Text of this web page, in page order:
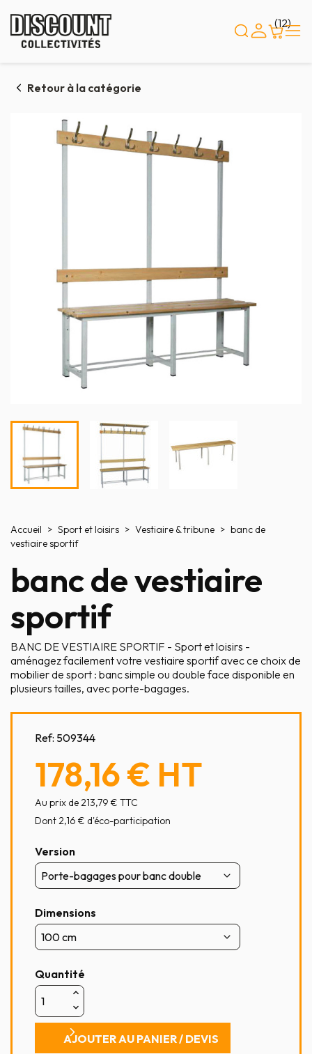
(12)
Retour à la catégorie
Accueil Sport et loisirs Vestiaire & tribune
banc de
vestiaire sportif
banc de vestiaire
sportif
BANC DE VESTIAIRE SPORTIF - Sport et loisirs -
aménagez facilement votre vestiaire sportif avec ce choix de
mobilier de sport : banc simple ou double face disponible en
plusieurs tailles, avec porte-bagages.
Ref: 509344
178,16 € HT
Au prix de 213,79 € TTC
Dont 2,16 € d'éco-participation
Version
Dimensions
Quantité
AJOUTER AU PANIER / DEVIS